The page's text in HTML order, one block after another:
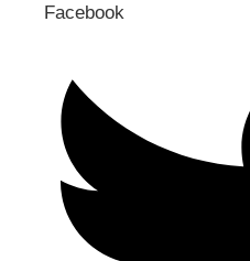
Facebook